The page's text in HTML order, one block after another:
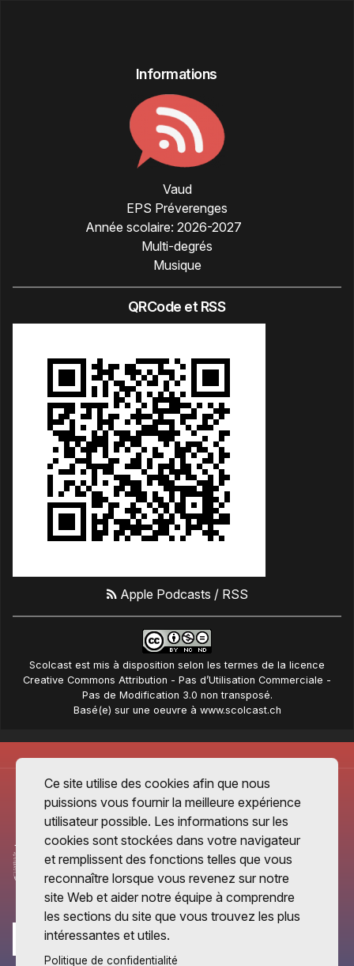
Informations
Vaud
EPS Préverenges
Année scolaire: 2026-2027
Multi-degrés
Musique
QRCode et RSS
Apple Podcasts / RSS
Scolcast est mis à disposition selon les termes de la licence
Creative Commons Attribution - Pas d’Utilisation Commerciale -
Pas de Modification 3.0 non transposé.
Basé(e) sur une oeuvre à www.scolcast.ch
Ce site utilise des cookies afin que nous
puissions vous fournir la meilleure expérience
utilisateur possible. Les informations sur les
cookies sont stockées dans votre navigateur
et remplissent des fonctions telles que vous
reconnaître lorsque vous revenez sur notre
site Web et aider notre équipe à comprendre
les sections du site que vous trouvez les plus
intéressantes et utiles.
Politique de confidentialité